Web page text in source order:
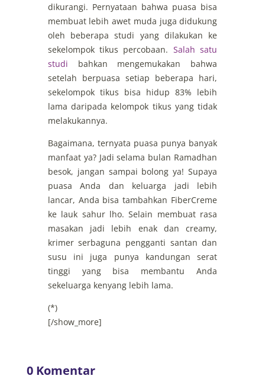
dikurangi. Pernyataan bahwa puasa bisa
membuat lebih awet muda juga didukung
oleh beberapa studi yang dilakukan ke
sekelompok tikus percobaan. Salah satu
studi bahkan mengemukakan bahwa
setelah berpuasa setiap beberapa hari,
sekelompok tikus bisa hidup 83% lebih
lama daripada kelompok tikus yang tidak
melakukannya.
Bagaimana, ternyata puasa punya banyak
manfaat ya? Jadi selama bulan Ramadhan
besok, jangan sampai bolong ya! Supaya
puasa Anda dan keluarga jadi lebih
lancar, Anda bisa tambahkan FiberCreme
ke lauk sahur lho. Selain membuat rasa
masakan jadi lebih enak dan creamy,
krimer serbaguna pengganti santan dan
susu ini juga punya kandungan serat
tinggi yang bisa membantu Anda
sekeluarga kenyang lebih lama.
(*)
[/show_more]
0 Komentar